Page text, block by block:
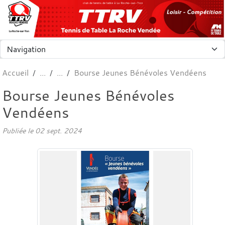
club de tennis de table à La Roche-sur-Yon
Accueil Bourse Jeunes Bénévoles Vendéens
Bourse Jeunes Bénévoles
Vendéens
Publiée le 02 sept. 2024
Panneau de gestion des cookies